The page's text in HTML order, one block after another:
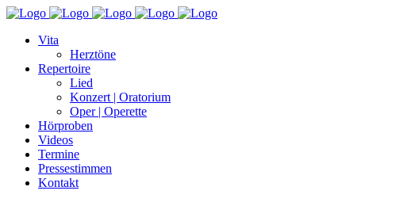
Vita
Herztöne
Repertoire
Lied
Konzert | Oratorium
Oper | Operette
Hörproben
Videos
Termine
Pressestimmen
Kontakt